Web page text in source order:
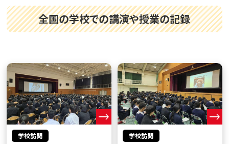
全国の学校での講演や授業の記録
学校訪問 学校訪問